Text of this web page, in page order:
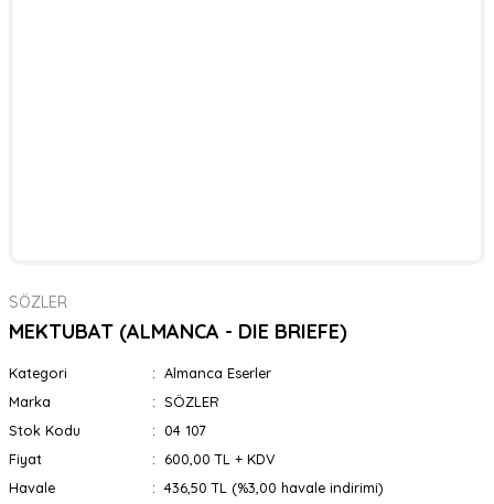
SÖZLER
MEKTUBAT (ALMANCA - DIE BRIEFE)
Kategori
Almanca Eserler
Marka
SÖZLER
Stok Kodu
04 107
Fiyat
600,00 TL + KDV
Havale
436,50 TL (%3,00 havale indirimi)